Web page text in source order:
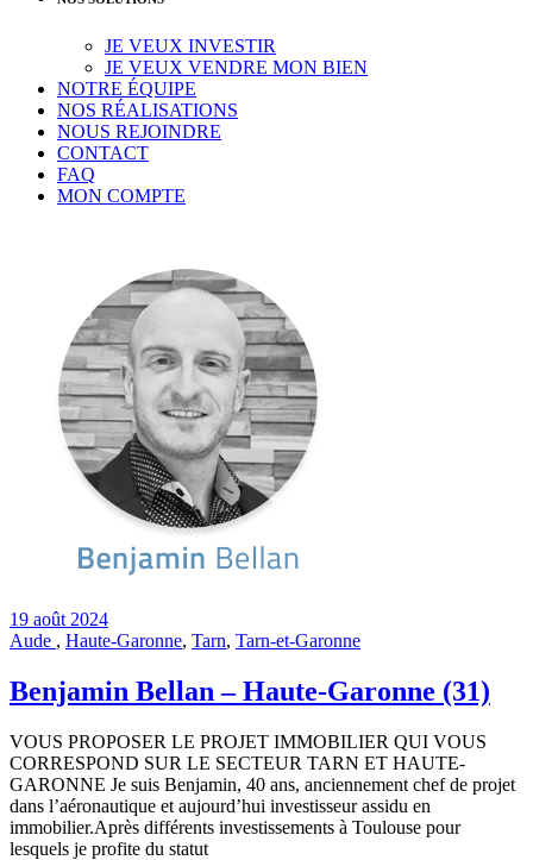
JE VEUX INVESTIR
JE VEUX VENDRE MON BIEN
NOTRE ÉQUIPE
NOS RÉALISATIONS
NOUS REJOINDRE
CONTACT
FAQ
MON COMPTE
19 août 2024
Aude , Haute-Garonne, Tarn, Tarn-et-Garonne
Benjamin Bellan – Haute-Garonne (31)
VOUS PROPOSER LE PROJET IMMOBILIER QUI VOUS
CORRESPOND SUR LE SECTEUR TARN ET HAUTE-
GARONNE Je suis Benjamin, 40 ans, anciennement chef de projet
dans l’aéronautique et aujourd’hui investisseur assidu en
immobilier.Après différents investissements à Toulouse pour
lesquels je profite du statut